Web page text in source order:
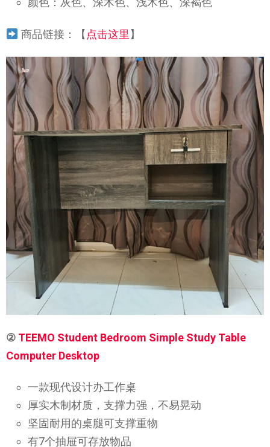
商品链接：【 点击这里 】
② TEEMO Student Bedroom Simple Study Table
Computer Desktop
一款现代设计办工作桌
厚实木制材质，支撑力强，不易晃动
坚固耐用的桌腿可支撑重物
有7个抽屉可存放物品